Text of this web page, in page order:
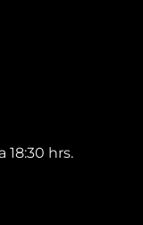
18:30 hrs.